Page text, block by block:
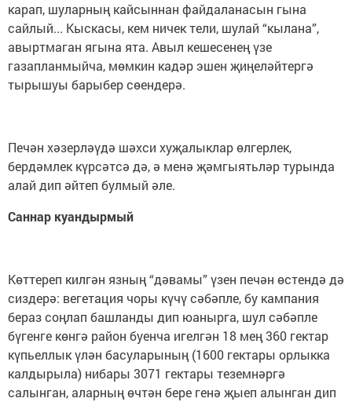
карап, шуларның кайсыннан файдаланасын гына
сайлый... Кыскасы, кем ничек тели, шулай “кылана”,
авыртмаган ягына ята. Авыл кешесенең үзе
газапланмыйча, мөмкин кадәр эшен җиңеләйтергә
тырышуы барыбер сөендерә.
Печән хәзерләүдә шәхси хуҗалыклар өлгерлек,
бердәмлек күрсәтсә дә, ә менә җәмгыятьләр турында
алай дип әйтеп булмый әле.
Саннар куандырмый
Көттереп килгән язның “дәвамы” үзен печән өстендә дә
сиздерә: вегетация чоры күчү сәбәпле, бу кампания
бераз соңлап башланды дип юанырга, шул сәбәпле
бүгенге көнгә район буенча игелгән 18 мең 360 гектар
күпьеллык үлән басуларының (1600 гектары орлыкка
калдырыла) нибары 3071 гектары теземнәргә
салынган, аларның өчтән бере генә җыеп алынган дип